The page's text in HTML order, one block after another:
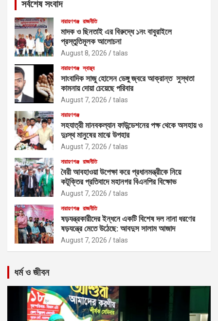
সর্বশেষ সংবাদ
নারায়ণগঞ্জ রাজনীতি
মাদক ও ছিনতাই এর বিরুদ্ধে ১নং বাবুরাইলে
প্রস্তুতিমূলক আলোচনা
August 8, 2026 talas
নারায়ণগঞ্জ স্বাস্থ্য
সাংবাদিক সাজু হোসেন ডেঙ্গু জ্বরে আক্রান্ত সুস্থতা
কামনায় দোয়া চেয়েছে পরিবার
August 7, 2026 talas
নারায়ণগঞ্জ
সহযাত্রী মানবকল্যান ফাউন্ডেশনের পক্ষ থেকে অসহায় ও
দুঃস্থ মানুষের মাঝে উপহার
August 7, 2026 talas
নারায়ণগঞ্জ রাজনীতি
বৈরী আবহাওয়া উপেক্ষা করে প্রধানমন্ত্রীকে নিয়ে
কটূক্তির প্রতিবাদে মহানগর বিএনপির বিক্ষোভ
August 7, 2026 talas
নারায়ণগঞ্জ রাজনীতি
ষড়যন্ত্রকারীদের ইন্ধনে একটি বিশেষ দল নানা ধরণের
ষড়যন্ত্রে মেতে উঠেছে: আবদুস সালাম আজাদ
August 7, 2026 talas
ধর্ম ও জীবন